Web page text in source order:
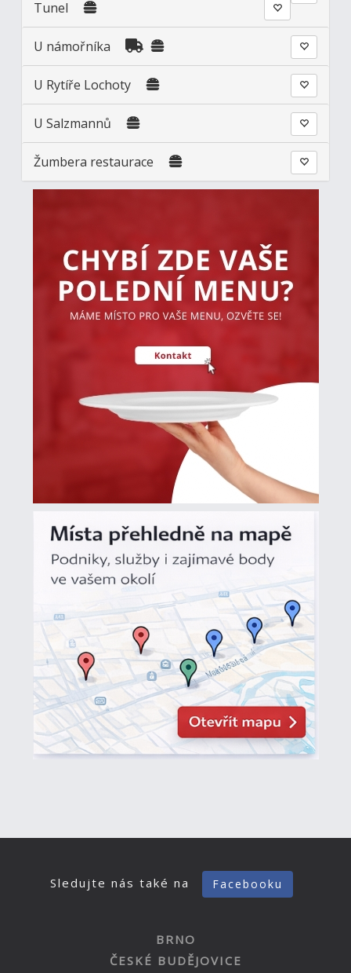
Tunel
U námořníka
U Rytíře Lochoty
U Salzmannů
Žumbera restaurace
Sledujte nás také na Facebooku
BRNO
ČESKÉ BUDĚJOVICE